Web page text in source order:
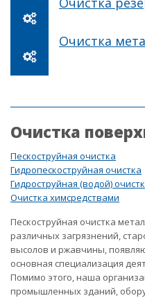
Очистка
Очистка
Пескоструйная очистка
Гидропескоструйная очистка
Гидроструйная (водой)
Очистка химсредствами
Пескоструйная очистка
различных загрязнений,
высолов и ржавчины,
основная специализация
Помимо этого, наша
промышленных зданий,